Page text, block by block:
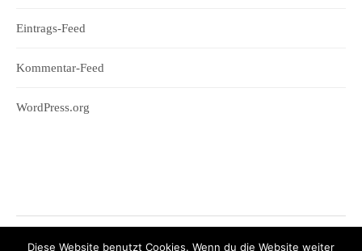
Eintrags-Feed
Kommentar-Feed
WordPress.org
Diese Website benutzt Cookies. Wenn du die Website weiter